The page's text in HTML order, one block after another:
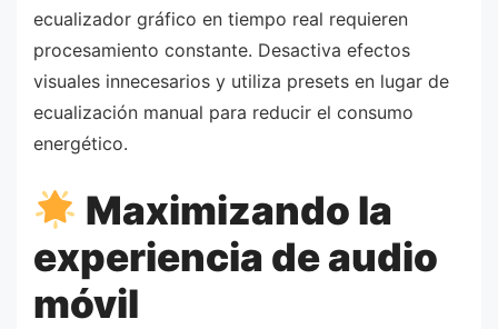
ecualizador gráfico en tiempo real requieren
procesamiento constante. Desactiva efectos
visuales innecesarios y utiliza presets en lugar de
ecualización manual para reducir el consumo
energético.
Maximizando la
experiencia de audio
móvil